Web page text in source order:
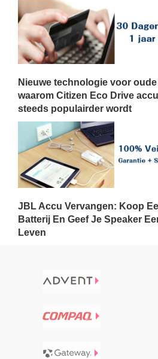
Nieuwe technologie voor
waarom Citizen Eco Drive
steeds populairder wordt
JBL Accu Vervangen: Koop
Batterij En Geef Je Speaker
Leven